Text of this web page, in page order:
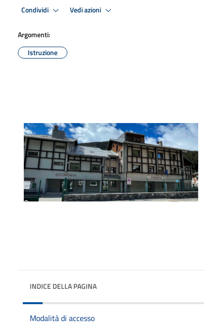
Condividi Vedi azioni
Argomenti:
Istruzione
INDICE DELLA PAGINA
Modalità di accesso